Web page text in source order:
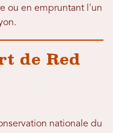
ou en empruntant l'un
de Red
nationale du